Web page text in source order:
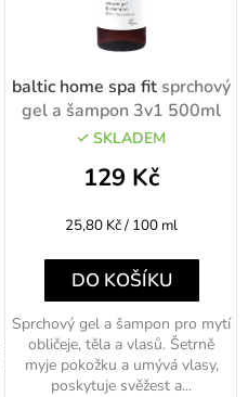
baltic home spa fit sprchový
gel a šampon 3v1 500ml
SKLADEM
129 Kč
Měrná
25,80 Kč / 100 ml
DO KOŠÍKU
Sprchový gel a šampon pro mytí
obličeje, těla a vlasů. Šetrně
myje pokožku a umývá vlasy,
poskytuje svěžest a...